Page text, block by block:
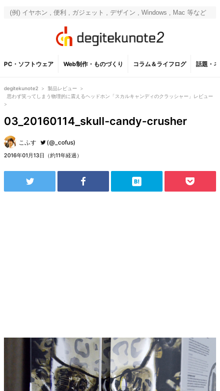
PC・ソフトウェア Web制作・ものづくり コラム＆ライフログ 話題・
degitekunote2 > 製品レビュー
>
思わず笑ってしまう物理的に震えるヘッドホン「スカルキャンディのクラッシャー」レビュー
>
03_20160114_skull-candy-crusher
こふす (@_cofus)
2016年01月13日（約11年経過）